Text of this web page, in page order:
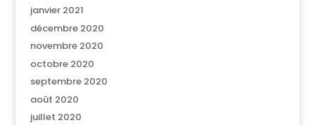
janvier 2021
décembre 2020
novembre 2020
octobre 2020
septembre 2020
août 2020
juillet 2020